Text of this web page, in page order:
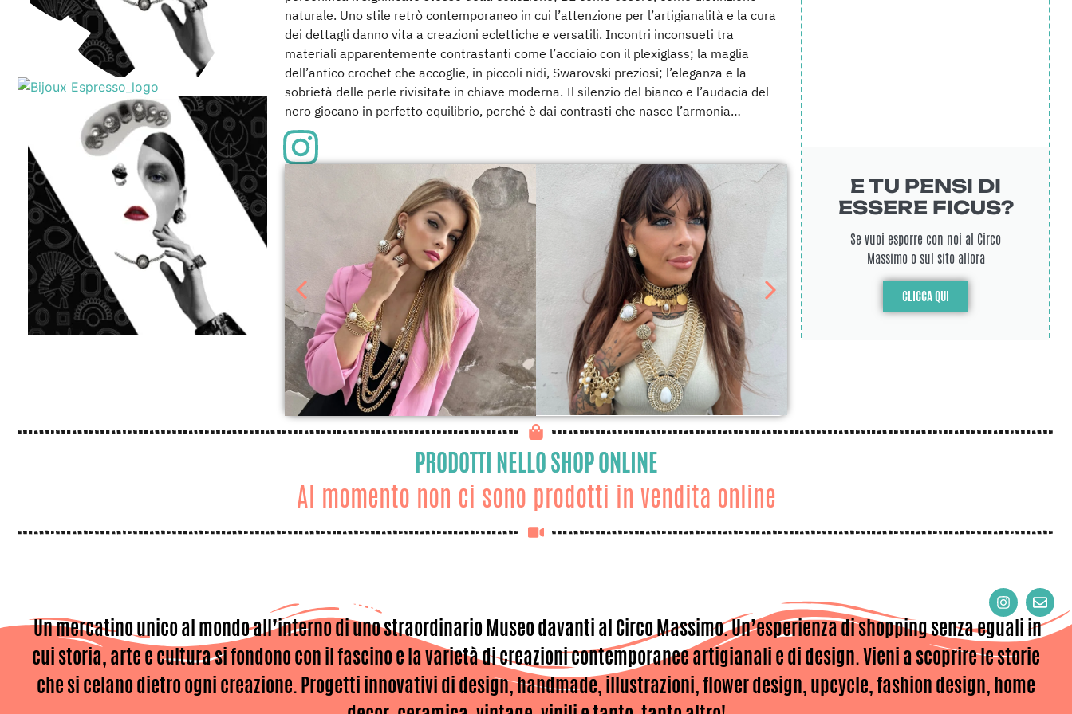
naturale. Uno stile retrò contemporaneo in cui l’attenzione per l’artigianalità e la cura
dei dettagli danno vita a creazioni eclettiche e versatili. Incontri inconsueti tra
materiali apparentemente contrastanti come l’acciaio con il plexiglass; la maglia
dell’antico crochet che accoglie, in piccoli nidi, Swarovski preziosi; l’eleganza e la
sobrietà delle perle rivisitate in chiave moderna. Il silenzio del bianco e l’audacia del
nero giocano in perfetto equilibrio, perché è dai contrasti che nasce l’armonia…
E TU PENSI DI
ESSERE FICUS?
Se vuoi esporre con noi al Circo
Massimo o sul sito allora
CLICCA QUI
PRODOTTI NELLO SHOP ONLINE
Al momento non ci sono prodotti in vendita online
FICUS AL MASSIMO: IL MERCATINO DI ROMA
Un mercatino unico al mondo all’interno di uno straordinario Museo davanti al Circo Massimo. Un’esperienza di shopping senza eguali in
cui storia, arte e cultura si fondono con il fascino e la varietà di creazioni contemporanee artigianali e di design. Vieni a scoprire le storie
che si celano dietro ogni creazione. Progetti innovativi di design, handmade, illustrazioni, flower design, upcycle, fashion design, home